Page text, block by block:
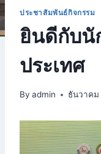
ประชาสัมพันธ์กิจกรรม
ยินดีกับนั
ประเทศ
By admin ธันวาคม